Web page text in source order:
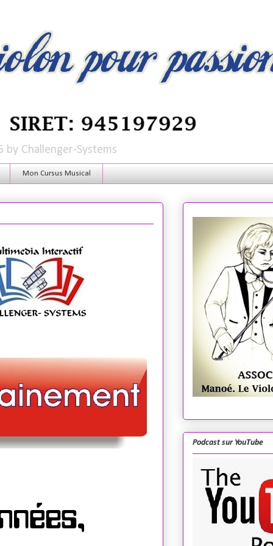
Challenger-Systems
Mon Cursus Musical
Podcast sur YouTube